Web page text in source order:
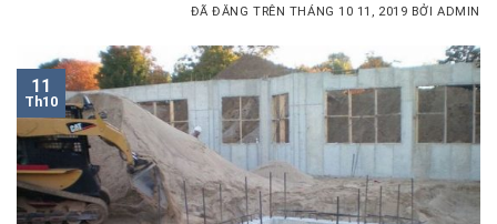
ĐÃ ĐĂNG TRÊN THÁNG 10 11, 2019 BỞIADMIN
11
Th10